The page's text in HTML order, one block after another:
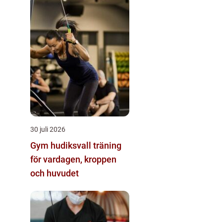
30 juli 2026
Gym hudiksvall träning
för vardagen, kroppen
och huvudet